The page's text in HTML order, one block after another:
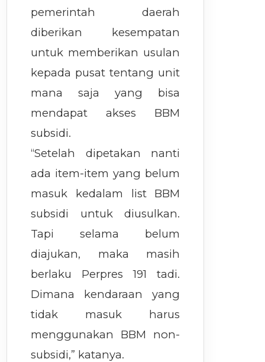
pemerintah daerah
diberikan kesempatan
untuk memberikan usulan
kepada pusat tentang unit
mana saja yang bisa
mendapat akses BBM
subsidi.
“Setelah dipetakan nanti
ada item-item yang belum
masuk kedalam list BBM
subsidi untuk diusulkan.
Tapi selama belum
diajukan, maka masih
berlaku Perpres 191 tadi.
Dimana kendaraan yang
tidak masuk harus
menggunakan BBM non-
subsidi,” katanya.